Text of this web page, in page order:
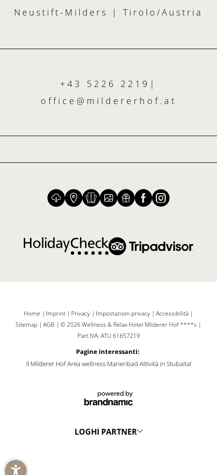
Neustift-Milders | Tirolo/Austria
+43 5226 2219 |
office@ mildererhof. at
Home | Imprint | Privacy | Impostazioni privacy | Accessibilità |
Sitemap | AGB | © 2026 Wellness & Relax Hotel Milderer Hof ****s |
Part.IVA: ATU 61657219
Pagine interessanti:
Il Milderer HofArea wellness Marienbad Attività in Stubaital
LOGHI PARTNER